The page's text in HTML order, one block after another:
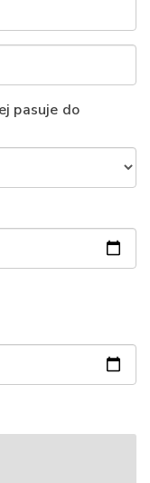
pasuje do